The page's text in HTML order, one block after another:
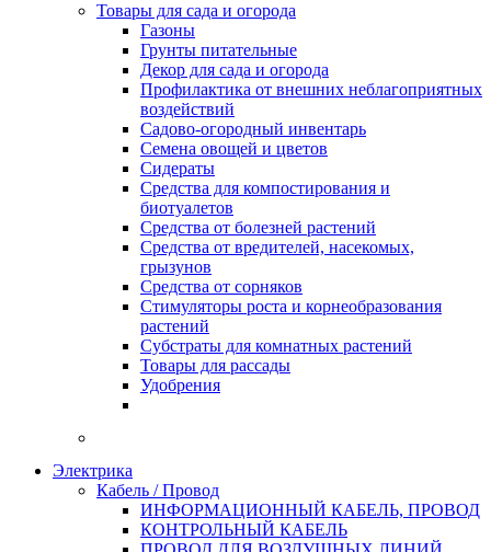
Товары для сада и огорода
Газоны
Грунты питательные
Декор для сада и огорода
Профилактика от внешних неблагоприятных
воздействий
Садово-огородный инвентарь
Семена овощей и цветов
Сидераты
Средства для компостирования и
биотуалетов
Средства от болезней растений
Средства от вредителей, насекомых,
грызунов
Средства от сорняков
Стимуляторы роста и корнеобразования
растений
Субстраты для комнатных растений
Товары для рассады
Удобрения
Электрика
Кабель / Провод
ИНФОРМАЦИОННЫЙ КАБЕЛЬ, ПРОВОД
КОНТРОЛЬНЫЙ КАБЕЛЬ